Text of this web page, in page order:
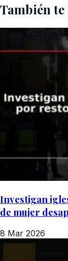
También
Investigan
de mujer
8 Mar 2026